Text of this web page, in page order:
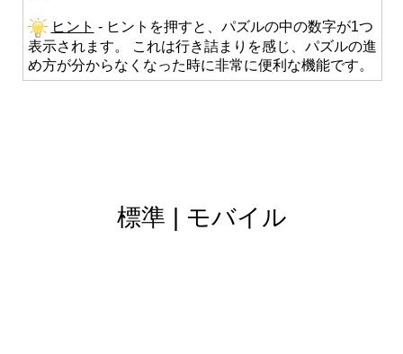
ヒント - ヒントを押すと、パズルの中の数字が1つ
表示されます。 これは行き詰まりを感じ、パズルの進
め方が分からなくなった時に非常に便利な機能です。
標準 モバイル